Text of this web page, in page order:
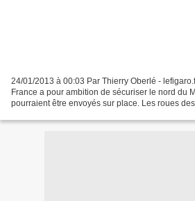
24/01/2013 à 00:03 Par Thierry Oberlé -
France a pour ambition de sécuriser le nord du
pourraient être envoyés sur place. Les roues